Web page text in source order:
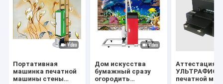
Портативная
машинка печатной
машины стены
Дом искусства
бумажный сразу
огородить
Аттестация
печатной